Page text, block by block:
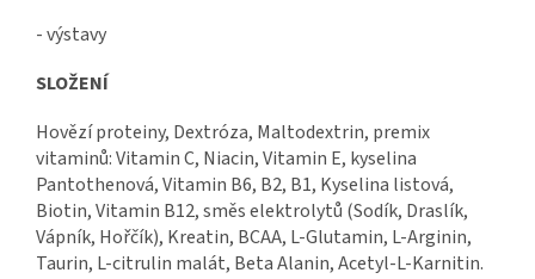
- výstavy
SLOŽENÍ
Hovězí proteiny, Dextróza, Maltodextrin, premix
vitaminů: Vitamin C, Niacin, Vitamin E, kyselina
Pantothenová, Vitamin B6, B2, B1, Kyselina listová,
Biotin, Vitamin B12, směs elektrolytů (Sodík, Draslík,
Vápník, Hořčík), Kreatin, BCAA, L-Glutamin, L-Arginin,
Taurin, L-citrulin malát, Beta Alanin, Acetyl-L-Karnitin.